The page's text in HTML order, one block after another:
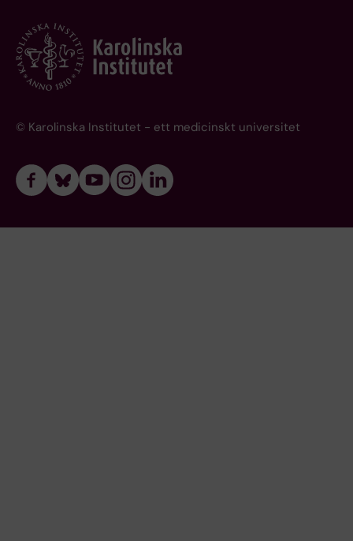
© Karolinska Institutet - ett medicinskt universitet